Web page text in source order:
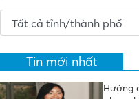
Tin mới nhất
Hướng